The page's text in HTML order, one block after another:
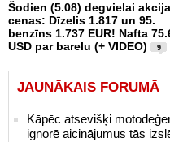
Šodien (5.08) degvielai
cenas: Dīzelis 1.817 un 95.
benzīns 1.737 EUR! Nafta
USD par barelu (+ VIDEO)
9
JAUNĀKAIS FORUMĀ
Kāpēc atsevišķi
ignorē aicinājumus tās